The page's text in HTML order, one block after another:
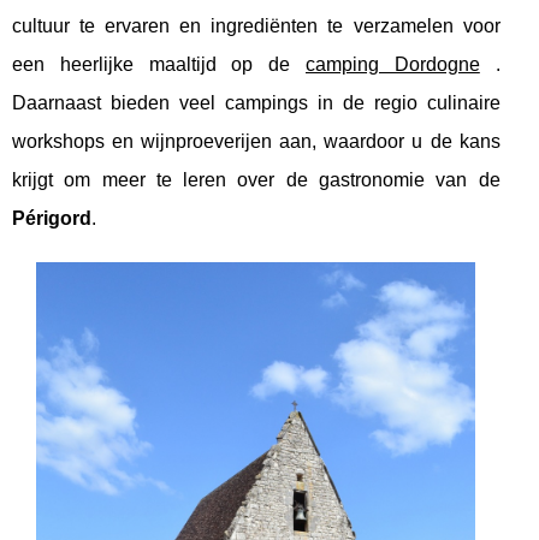
cultuur te ervaren en ingrediënten te verzamelen voor
een heerlijke maaltijd op de camping Dordogne.
Daarnaast bieden veel campings in de regio culinaire
workshops en wijnproeverijen aan, waardoor u de kans
krijgt om meer te leren over de gastronomie van de
Périgord .